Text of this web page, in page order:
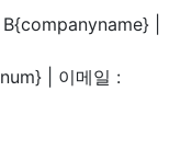
이메일 :